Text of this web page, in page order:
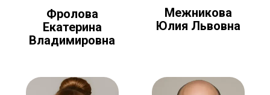
Фролова
Екатерина
Владимировна
Межникова
Юлия Львовна